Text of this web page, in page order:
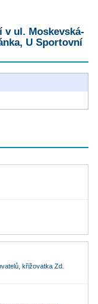
v ul. Moskevská-
U Sportovní
křižovatka Zd.